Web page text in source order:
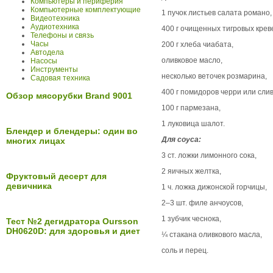
1 пучок листьев салата романо,
400 г очищенных
200 г хлеба чиабата,
оливковое масло,
несколько веточек розмарина,
400 г помидоров черри или
100 г пармезана,
1 луковица шалот.
Для соуса:
3 ст. ложки лимонного сока,
2 яичных желтка,
1 ч. ложка дижонской горчицы,
2–3 шт. филе анчоусов,
1 зубчик чеснока,
¼ стакана оливкового масла,
соль и перец.
Компьютерные комплектующие
Видеотехника
Аудиотехника
Телефоны и связь
Часы
Автодела
Насосы
Инструменты
Садовая техника
Обзор мясорубки Brand 9001
Блендер и блендеры: один во
многих лицах
Фруктовый десерт для
девичника
Тест №2 дегидратора Oursson
DH0620D: для здоровья и диет